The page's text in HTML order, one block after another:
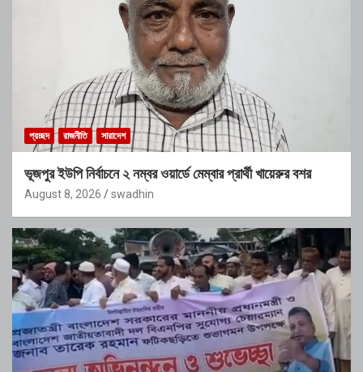
প্রচ্ছদ রাজনীতি সারাদেশ
ভূজপুর ইউপি নির্বাচনে ২ নম্বর ওয়ার্ডে মেম্বার প্রার্থী খায়েরুর বশর
August 8, 2026 swadhin